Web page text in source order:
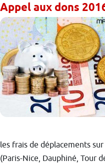
Appel aux dons
les frais de déplacements
(Paris-Nice, Dauphiné, Tour